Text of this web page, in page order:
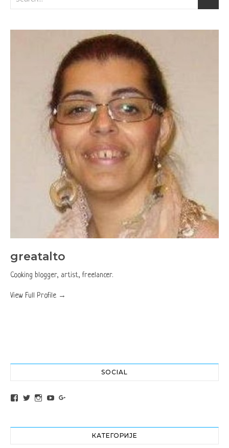
greatalto
Cooking blogger, artist, freelancer.
View Full Profile →
SOCIAL
View altochef’s profile on Facebook
View jovancica73’s profile on Twitter
View jovancica73’s profile on Instagram
View jovancica73’s profile on YouTube
КАТЕГОРИЈЕ